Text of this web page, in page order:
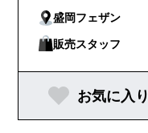
盛岡フェザン
販売スタッフ
お気に入り